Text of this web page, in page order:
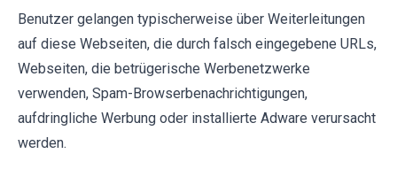
Benutzer gelangen typischerweise über Weiterleitungen
auf diese Webseiten, die durch falsch eingegebene URLs,
Webseiten, die betrügerische Werbenetzwerke
verwenden, Spam-Browserbenachrichtigungen,
aufdringliche Werbung oder installierte Adware verursacht
werden.